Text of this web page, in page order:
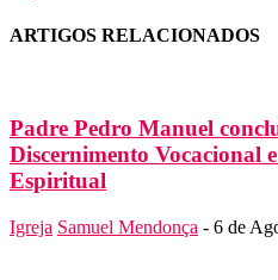
ARTIGOS RELACIONADOS
Padre Pedro Manuel
Discernimento Vocacional
Espiritual
Igreja Samuel Mendonça - 6 de